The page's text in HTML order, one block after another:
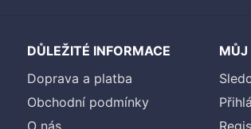
DŮLEŽITÉ INFORMACE
Doprava a platba
Obchodní podmínky
O nás
MŮJ